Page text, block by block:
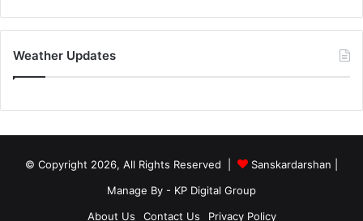
Weather Updates
© Copyright 2026, All Rights Reserved | Sanskardarshan
Manage By - KP Digital Group
About Us
Contact Us Privacy Policy